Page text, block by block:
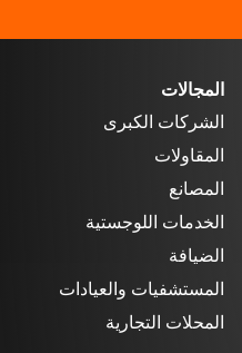
المجالات
الشركات الكبرى
المقاولات
المصانع
الخدمات اللوجستية
الضيافة
المستشفيات والعيادات
المحلات التجارية